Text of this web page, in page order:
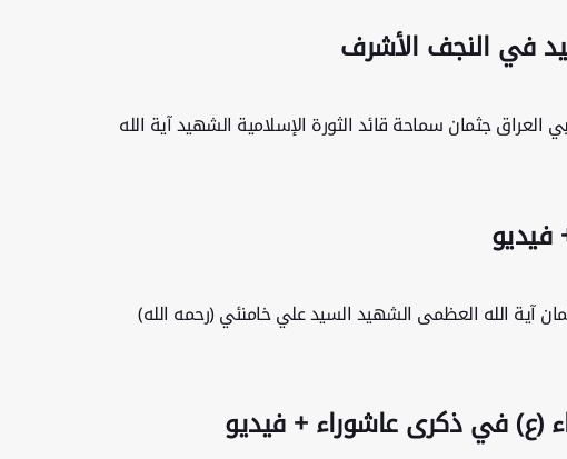
في النجف الأشرف
جثمان سماحة قائد الثورة الإسلامية الشهيد آية الله
فيديو
آية الله العظمى الشهيد السيد علي خامنئي (رحمه الله)
(ع) في ذكرى عاشوراء + فيديو